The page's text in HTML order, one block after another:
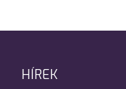
HÍREK